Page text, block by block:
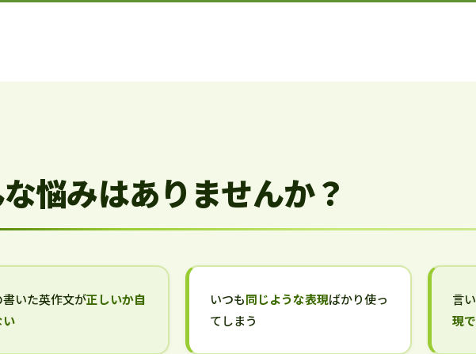
悩みはありませんか？
書いた英作文が正しいか自
い
いつも同じような表現ばかり使っ
てしまう
言
現